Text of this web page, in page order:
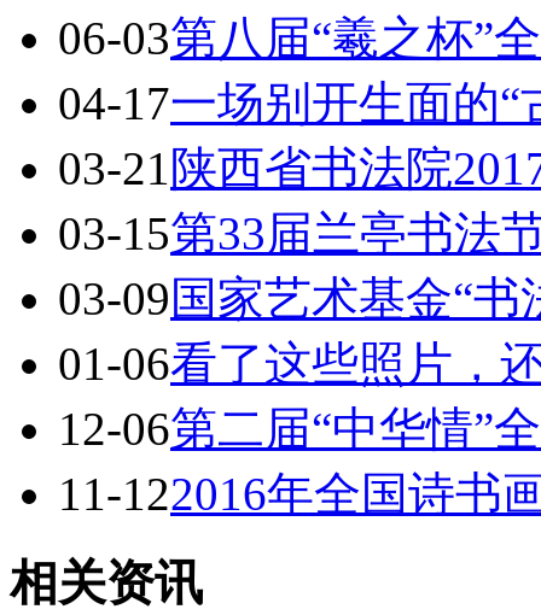
06-03第八届“羲之杯”
04-17一场别开生面的“
03-21陕西省书法院
03-15第33届兰亭书法
03-09国家艺术基金“
01-06看了这些照片，
12-06第二届“中华情”
11-122016年全国诗书
相关资讯